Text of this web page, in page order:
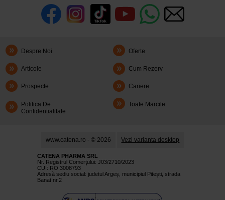
Despre Noi Oferte
Articole Cum Rezerv
Prospecte Cariere
Politica De
Confidentialitate
Toate Marcile
www.catena.ro - © 2026 Vezi varianta desktop
CATENA PHARMA SRL
Nr. Registrul Comerţului: J03/2710/2023
CUI: RO 3008793
Adresă sediu social: judetul Argeş, municipiul Piteşti, strada
Banat nr.2